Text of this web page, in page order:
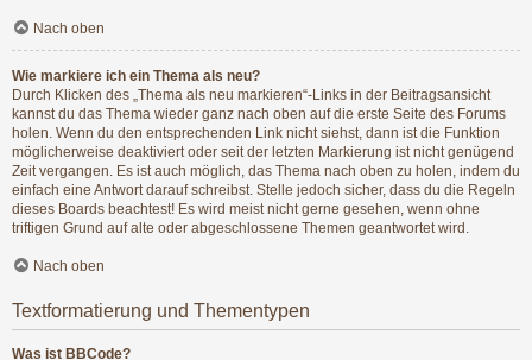
Nach oben
Wie markiere ich ein Thema als neu?
Durch Klicken des „Thema als neu markieren“-Links in der Beitragsansicht
kannst du das Thema wieder ganz nach oben auf die erste Seite des Forums
holen. Wenn du den entsprechenden Link nicht siehst, dann ist die Funktion
möglicherweise deaktiviert oder seit der letzten Markierung ist nicht genügend
Zeit vergangen. Es ist auch möglich, das Thema nach oben zu holen, indem du
einfach eine Antwort darauf schreibst. Stelle jedoch sicher, dass du die Regeln
dieses Boards beachtest! Es wird meist nicht gerne gesehen, wenn ohne
triftigen Grund auf alte oder abgeschlossene Themen geantwortet wird.
Nach oben
Textformatierung und Thementypen
Was ist BBCode?